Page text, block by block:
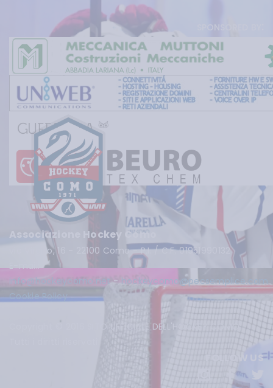
Associazione Hockey Como
via Virgilio, 16 - 22100 Como - P.I. / C.F. 01951990132
E-mail:
info@hockeycomo.net-hockeycomo@pecsemplice.com
Cookie Policy
Copyright © 2016 SITO UFFICIALE DELL'HOCKEY COMO.
FOLLOW US